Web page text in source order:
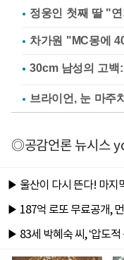
정웅인 첫째 딸 "
브라이언, 눈 마주
◎공감언론 뉴시스